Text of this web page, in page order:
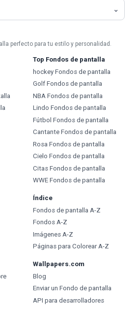
perfecto para tu estilo y personalidad.
Top Fondos de pantalla
hockey Fondos de pantalla
Golf Fondos de pantalla
NBA Fondos de pantalla
Lindo Fondos de pantalla
Fútbol Fondos de pantalla
Cantante Fondos de pantalla
Rosa Fondos de pantalla
Cielo Fondos de pantalla
Citas Fondos de pantalla
WWE Fondos de pantalla
Índice
Fondos de pantalla A-Z
Fondos A-Z
Imágenes A-Z
Páginas para Colorear A-Z
Wallpapers.com
Blog
Enviar un Fondo de pantalla
API para desarrolladores